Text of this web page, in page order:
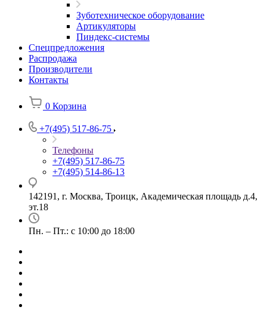
Зуботехническое оборудование
Артикуляторы
Пиндекс-системы
Спецпредложения
Распродажа
Производители
Контакты
0 Корзина
+7(495) 517-86-75
Телефоны
+7(495) 517-86-75
+7(495) 514-86-13
142191, г. Москва, Троицк, Академическая площадь д.4,
эт.18
Пн. – Пт.: с 10:00 до 18:00